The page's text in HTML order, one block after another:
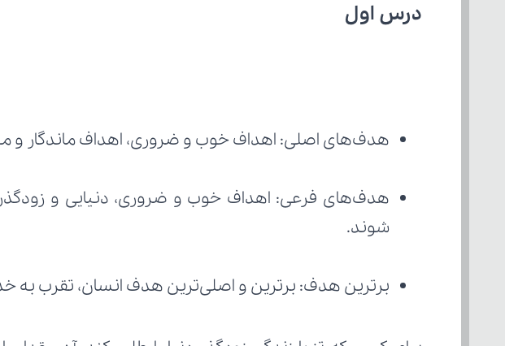
درس اول
هدف‌های اصلی: اهداف خوب و ضروری، اهداف ماندگار و
شوند.
برترین هدف: برترین و اصلی‌ترین هدف انسان، تقرب به